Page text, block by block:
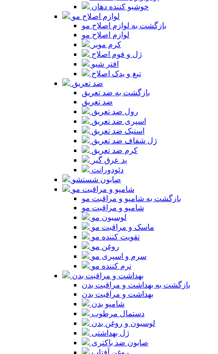
خوشبو کننده دهان
لوازم اصلاح مو
بازگشت به لوازم اصلاح مو
لوازم اصلاح مو
کرم موبر
ژل و فوم اصلاح
افتر شیو
تیغ و یدک اصلاح
ضد تعریق
بازگشت به ضد تعریق
ضد تعریق
رول ضد تعریق
اسپری ضد تعریق
استیک ضد تعریق
ژل شفاف ضد تعریق
کرم ضد تعریق
پد عرق گیر
دئودورانت
صابون شستشو
شامپو و مراقبت مو
بازگشت به شامپو و مراقبت مو
شامپو و مراقبت مو
لوسیون مو
ماسک و مراقبت مو
تقویت کننده مو
روغن مو
سرم و اسپری مو
نرم کننده مو
بهداشت و مراقبت بدن
بازگشت به بهداشت و مراقبت بدن
بهداشت و مراقبت بدن
شامپو بدن
دستمال مرطوب
لوسیون و روغن بدن
ژل بهداشتی
صابون ضد باکتری
روغن آفتاب